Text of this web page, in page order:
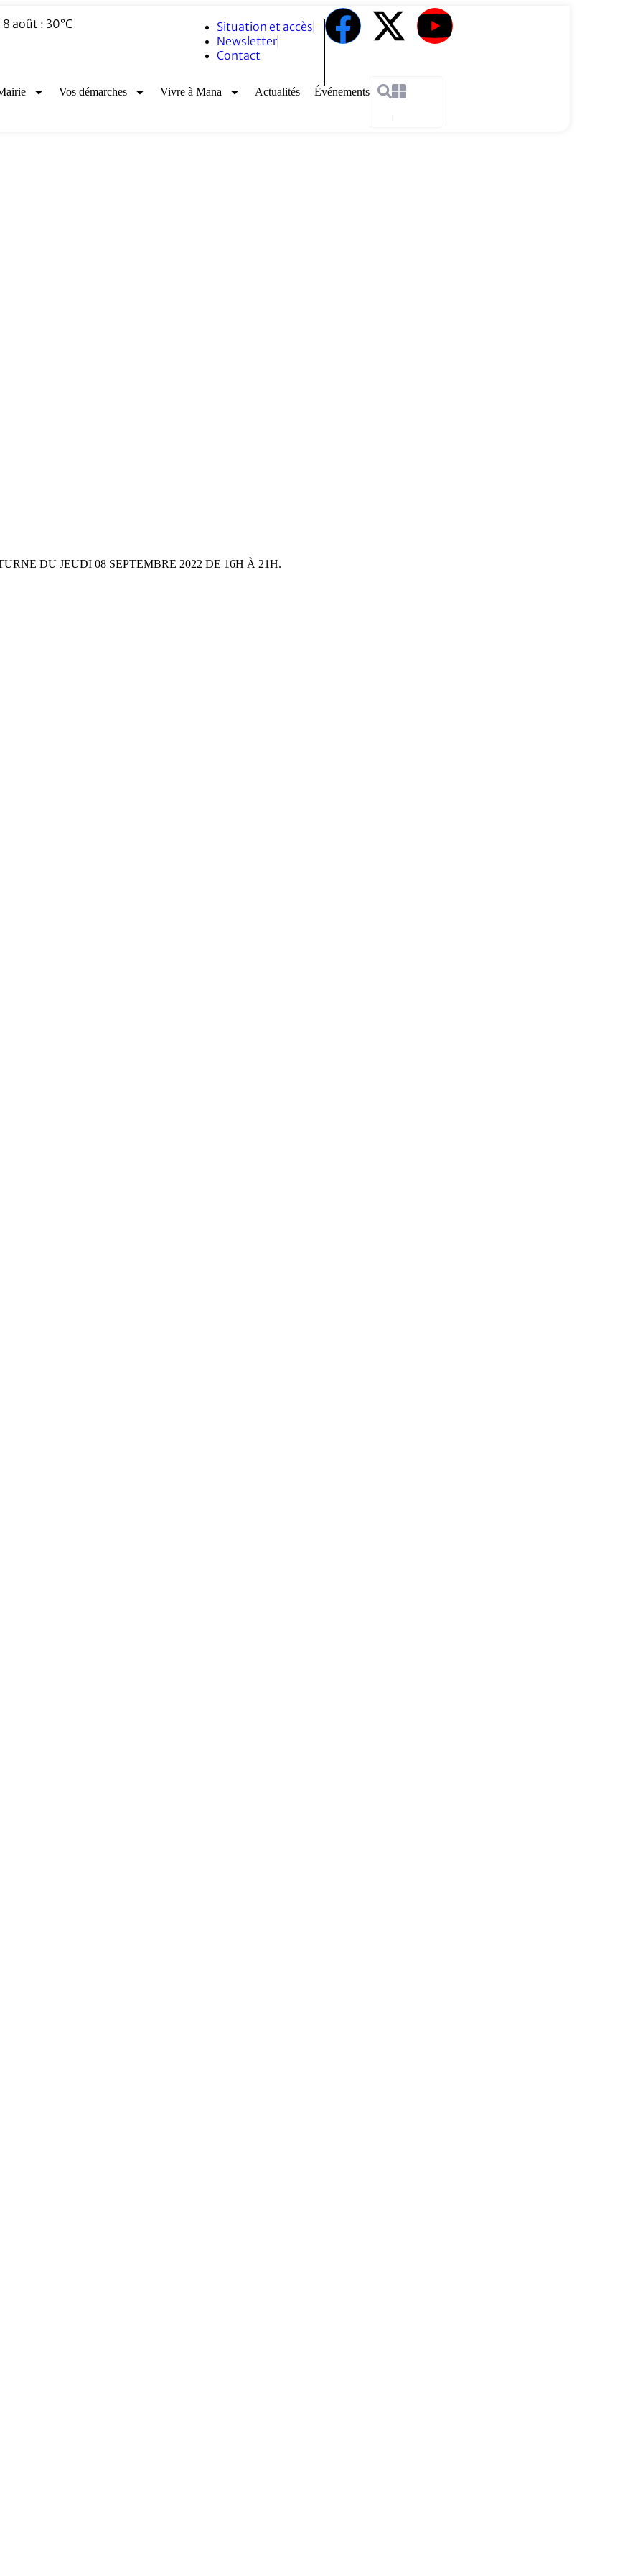
août : 30°C
Situation et accès
Newsletter
Contact
Vos démarches Vivre à Mana Actualités Événements
DU JEUDI 08 SEPTEMBRE 2022 DE 16H À 21H.